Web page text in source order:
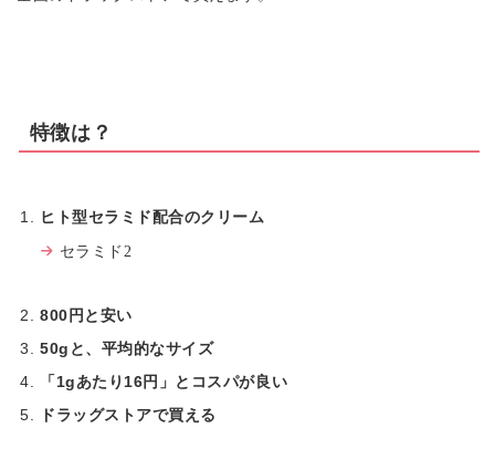
特徴は？
ヒト型セラミド配合のクリーム
セラミド2
800円と安い
50gと、平均的なサイズ
「1gあたり16円」とコスパが良い
ドラッグストアで買える